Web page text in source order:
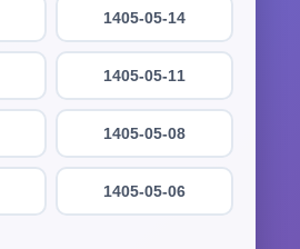
1405-05-14
1405-05-11
1405-05-08
1405-05-06